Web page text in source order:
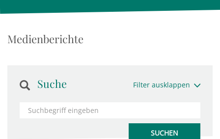
Medienberichte
Suche Filter ausklappen